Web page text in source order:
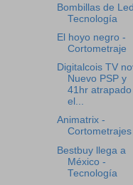
Bombillas de
Tecnología
El hoyo negro -
Cortometraje
Digitalcois TV
Nuevo PSP y
41hr
el...
Animatrix -
Cortometrajes
Bestbuy llega a
México -
Tecnología